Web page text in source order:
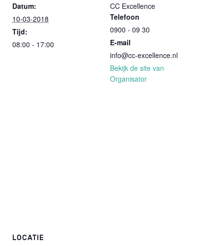
Datum:
10-03-2018
Tijd:
08:00 - 17:00
CC Excellence
Telefoon
0900 - 09 30
E-mail
info@cc-excellence.nl
Bekijk de site van
Organisator
LOCATIE